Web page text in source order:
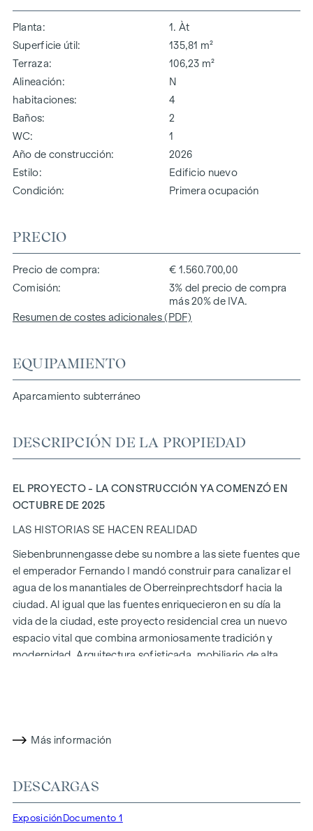
Planta
1. Àt
Superficie útil
135,81 m²
Terraza
106,23 m²
Alineación
N
habitaciones
4
Baños
2
WC
1
Año de construcción
2026
Estilo
Edificio nuevo
Condición
Primera ocupación
PRECIO
Precio de compra
€ 1.560.700,00
Comisión
3% del precio de compra
más 20% de IVA.
Resumen de costes adicionales (PDF)
EQUIPAMIENTO
Aparcamiento subterráneo
DESCRIPCIÓN DE LA PROPIEDAD
EL PROYECTO - LA CONSTRUCCIÓN YA COMENZÓ EN
OCTUBRE DE 2025
LAS HISTORIAS SE HACEN REALIDAD
Siebenbrunnengasse debe su nombre a las siete fuentes que
el emperador Fernando I mandó construir para canalizar el
agua de los manantiales de Oberreinprechtsdorf hacia la
ciudad. Al igual que las fuentes enriquecieron en su día la
vida de la ciudad, este proyecto residencial crea un nuevo
espacio vital que combina armoniosamente tradición y
modernidad. Arquitectura sofisticada, mobiliario de alta
CON ATENCIÓN AL DETALLE
flexibles y equipamiento de alta calidad: finos suelos de
Más información
DESCARGAS
Exposición Documento 1